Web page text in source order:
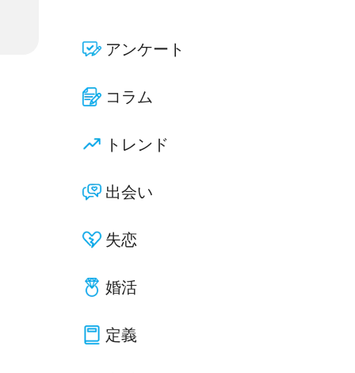
アンケート
コラム
トレンド
出会い
失恋
婚活
定義